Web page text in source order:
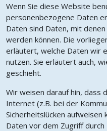
Wenn Sie diese Website
personenbezogene Daten
Daten sind Daten, mit
werden können. Die
erläutert, welche Daten wir
nutzen. Sie erläutert auch,
geschieht.
Wir weisen darauf hin, dass
Internet (z.B. bei der
Sicherheitslücken aufweisen
Daten vor dem Zugriff